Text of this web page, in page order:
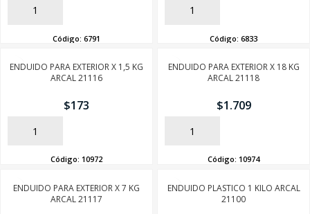
AÑADIR
Código: 6791
AÑADIR
Código: 6833
ENDUIDO PARA EXTERIOR X 1,5 KG
ARCAL 21116
$173
AÑADIR
Código: 10972
ENDUIDO PARA EXTERIOR X 18 KG
ARCAL 21118
$1.709
AÑADIR
Código: 10974
ENDUIDO PARA EXTERIOR X 7 KG
ARCAL 21117
ENDUIDO PLASTICO 1 KILO ARCAL
21100